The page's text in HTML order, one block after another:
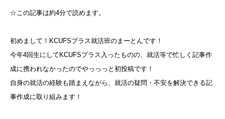
☆この記事は約4分で読めます。
初めまして！KCUFSプラス就活班のまーとんです！
今年4回生にしてKCUFSプラス入ったものの、就活等で忙しく記事作
成に携われなかったのでやっっっと初投稿です！
自身の就活の経験も踏まえながら、就活の疑問・不安を解決できる記
事作成に取り組みます！